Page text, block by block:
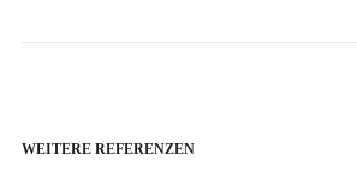
WEITERE REFERENZEN